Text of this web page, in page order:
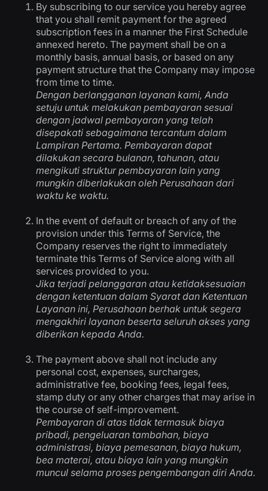
By subscribing to our service you hereby agree
that you shall remit payment for the agreed
subscription fees in a manner the First Schedule
annexed hereto. The payment shall be on a
monthly basis, annual basis, or based on any
payment structure that the Company may impose
from time to time.
Dengan berlangganan layanan kami, Anda
setuju untuk melakukan pembayaran sesuai
dengan jadwal pembayaran yang telah
disepakati sebagaimana tercantum dalam
Lampiran Pertama. Pembayaran dapat
dilakukan secara bulanan, tahunan, atau
mengikuti struktur pembayaran lain yang
mungkin diberlakukan oleh Perusahaan dari
waktu ke waktu.
In the event of default or breach of any of the
provision under this Terms of Service, the
Company reserves the right to immediately
terminate this Terms of Service along with all
services provided to you.
Jika terjadi pelanggaran atau ketidaksesuaian
dengan ketentuan dalam Syarat dan Ketentuan
Layanan ini, Perusahaan berhak untuk segera
mengakhiri layanan beserta seluruh akses yang
diberikan kepada Anda.
The payment above shall not include any
personal cost, expenses, surcharges,
administrative fee, booking fees, legal fees,
stamp duty or any other charges that may arise in
the course of self-improvement.
Pembayaran di atas tidak termasuk biaya
pribadi, pengeluaran tambahan, biaya
administrasi, biaya pemesanan, biaya hukum,
bea materai, atau biaya lain yang mungkin
muncul selama proses pengembangan diri Anda.